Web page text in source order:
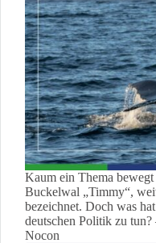
Kaum ein Thema
Buckelwal „Timmy“,
bezeichnet. Doch was
deutschen Politik zu
Nocon